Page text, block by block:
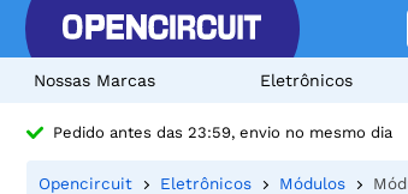
Nossas Marcas Eletrônicos
Pedido antes das 23:59, envio no mesmo dia
Opencircuit Eletrônicos Módulos